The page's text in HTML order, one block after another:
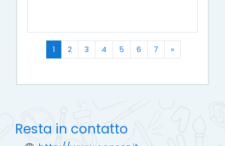
1(zttuale)
2 3 4 5 6 7 »Successivo
Resta in contatto